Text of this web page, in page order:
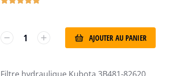
AJOUTER AU PANIER